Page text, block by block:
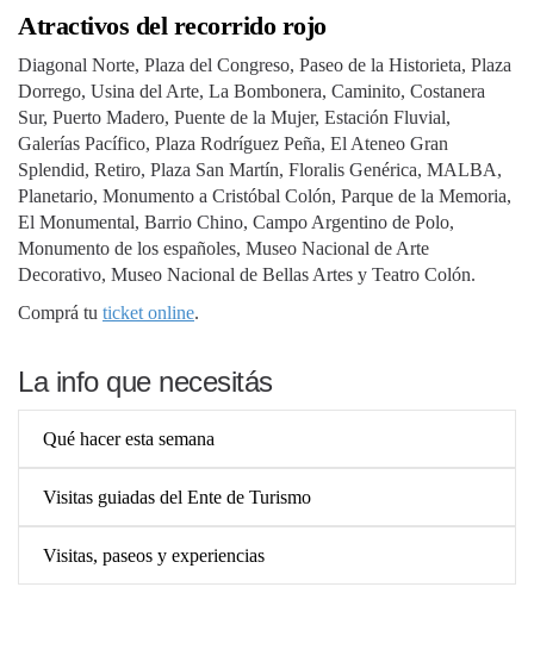
Atractivos del recorrido rojo
Diagonal Norte, Plaza del Congreso, Paseo de la Historieta, Plaza
Dorrego, Usina del Arte, La Bombonera, Caminito, Costanera
Sur, Puerto Madero, Puente de la Mujer, Estación Fluvial,
Galerías Pacífico, Plaza Rodríguez Peña, El Ateneo Gran
Splendid, Retiro, Plaza San Martín, Floralis Genérica, MALBA,
Planetario, Monumento a Cristóbal Colón, Parque de la Memoria,
El Monumental, Barrio Chino, Campo Argentino de Polo,
Monumento de los españoles, Museo Nacional de Arte
Decorativo, Museo Nacional de Bellas Artes y Teatro Colón.
Comprá tu ticket online.
La info que necesitás
Qué hacer esta semana
Visitas guiadas del Ente de Turismo
Visitas, paseos y experiencias